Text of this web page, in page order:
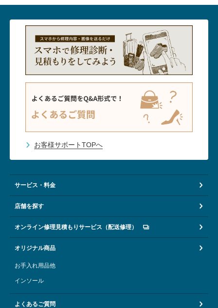
お客様サポートTOPへ
サービス・料金
店舗を探す
オンライン修理見積もりサービス（配送修理）
オリジナル商品
お手入れ用品他
インソール
よくあるご質問